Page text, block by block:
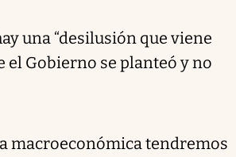
una “desilusión que viene
el Gobierno se planteó y no
macroeconómica tendremos